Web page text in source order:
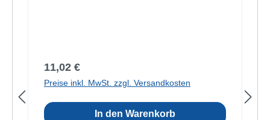
Regulärer Preis:
11,02 €
Preise inkl. MwSt. zzgl. Versandkosten
In den Warenkorb